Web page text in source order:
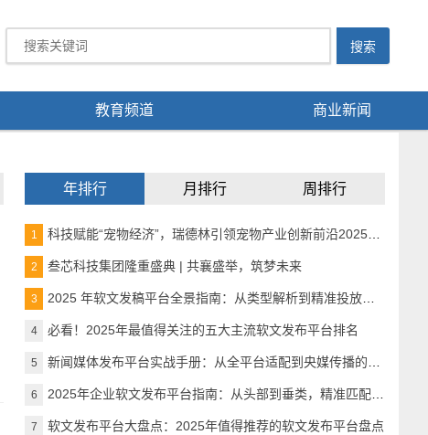
教育频道 商业新闻
年排行 月排行 周排行
1 科技赋能“宠物经济”，瑞德林引领宠物产业创新前沿2025宠物产业科技创新与融资论坛成功举办
2 叁芯科技集团隆重盛典 | 共襄盛举，筑梦未来
3 2025 年软文发稿平台全景指南：从类型解析到精准投放，解锁高效传播密码
4 必看！2025年最值得关注的五大主流软文发布平台排名
5 新闻媒体发布平台实战手册：从全平台适配到央媒传播的精准路径
6 2025年企业软文发布平台指南：从头部到垂类，精准匹配品牌传播需求
7 软文发布平台大盘点：2025年值得推荐的软文发布平台盘点